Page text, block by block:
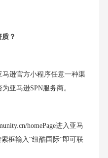
？
逊官方小程序任意一种渠
亚马逊SPN服务商。
homePage进入亚马
框输入“纽酷国际”即可联